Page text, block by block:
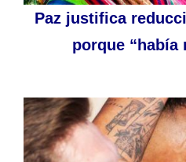
Paz justifica
porque “había